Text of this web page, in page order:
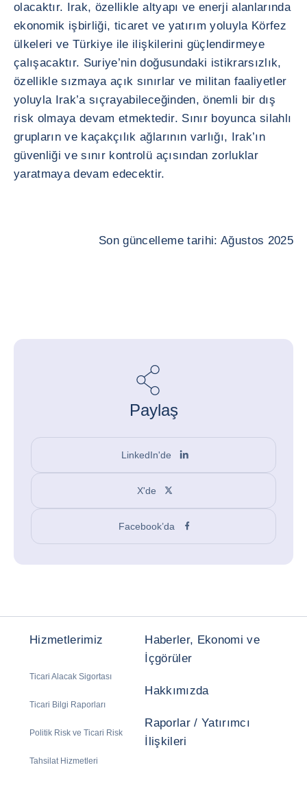
olacaktır. Irak, özellikle altyapı ve enerji alanlarında
ekonomik işbirliği, ticaret ve yatırım yoluyla Körfez
ülkeleri ve Türkiye ile ilişkilerini güçlendirmeye
çalışacaktır. Suriye’nin doğusundaki istikrarsızlık,
özellikle sızmaya açık sınırlar ve militan faaliyetler
yoluyla Irak’a sıçrayabileceğinden, önemli bir dış
risk olmaya devam etmektedir. Sınır boyunca silahlı
grupların ve kaçakçılık ağlarının varlığı, Irak’ın
güvenliği ve sınır kontrolü açısından zorluklar
yaratmaya devam edecektir.
Son güncelleme tarihi: Ağustos 2025
Paylaş
LinkedIn'de
X'de
Facebook’da
Hizmetlerimiz
Ticari Alacak Sigortası
Ticari Bilgi Raporları
Politik Risk ve Ticari Risk
Tahsilat Hizmetleri
Haberler, Ekonomi ve
İçgörüler
Hakkımızda
Raporlar / Yatırımcı
İlişkileri